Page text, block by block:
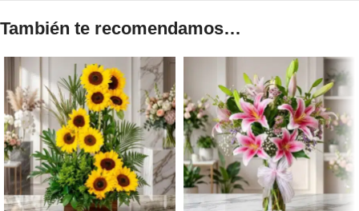
También te recomendamos…